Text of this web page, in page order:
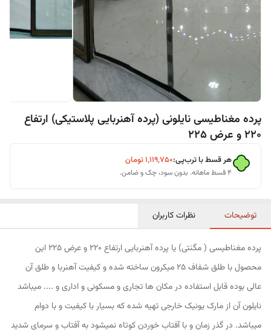
پرده مغناطیسی نایلونی (پرده آهنربایی پلاستیکی) ارتفاع
220 و عرض 225
هر قسط با ترب‌پی:۱٬۱۱۹٬۷۵۰تومان
۴ قسط ماهانه. بدون سود، چک و ضامن.
توضیحات نظرات کاربران
پرده مغناطیسی ( مگنتی) یا پرده آهنربایی ارتفاع 220 و عرض 225 این
محصول با طلق شفاف 25 میکرون ساخته شده و کیفیت آهنربا و طلق آن
عالی بوده قابل استفاده در مکان ها تجاری و مسکونی و اداری و .... میباشد
نایلون آن از مارک یونیک خارجی تهیه شده که بسیار با کیفیت و با دوام
میباشد. در گذر زمان و با آفتاب خوردن کوتاه نمیشود به آفتاب و سرمای شدید